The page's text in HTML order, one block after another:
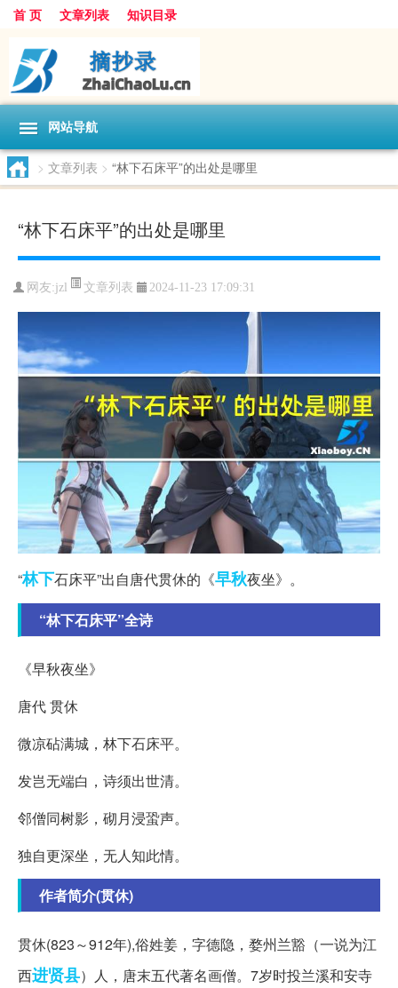
首 页 文章列表 知识目录
网站导航
> 文章列表 > “林下石床平”的出处是哪里
“林下石床平”的出处是哪里
网友:jzl 文章列表 2024-11-23 17:09:31
“林下石床平”出自唐代贯休的《早秋夜坐》。
“林下石床平”全诗
《早秋夜坐》
唐代 贯休
微凉砧满城，林下石床平。
发岂无端白，诗须出世清。
邻僧同树影，砌月浸蛩声。
独自更深坐，无人知此情。
作者简介(贯休)
贯休(823～912年),俗姓姜，字德隐，婺州兰豁（一说为江
西进贤县）人，唐末五代著名画僧。7岁时投兰溪和安寺